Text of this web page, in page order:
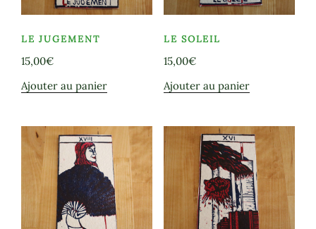
LE JUGEMENT
15,00€
Ajouter au panier
LE SOLEIL
15,00€
Ajouter au panier